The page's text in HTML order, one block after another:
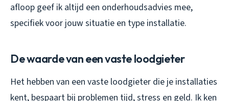
afloop geef ik altijd een onderhoudsadvies mee,
specifiek voor jouw situatie en type installatie.
De waarde van een vaste loodgieter
Het hebben van een vaste loodgieter die je installaties
kent, bespaart bij problemen tijd, stress en geld. Ik ken